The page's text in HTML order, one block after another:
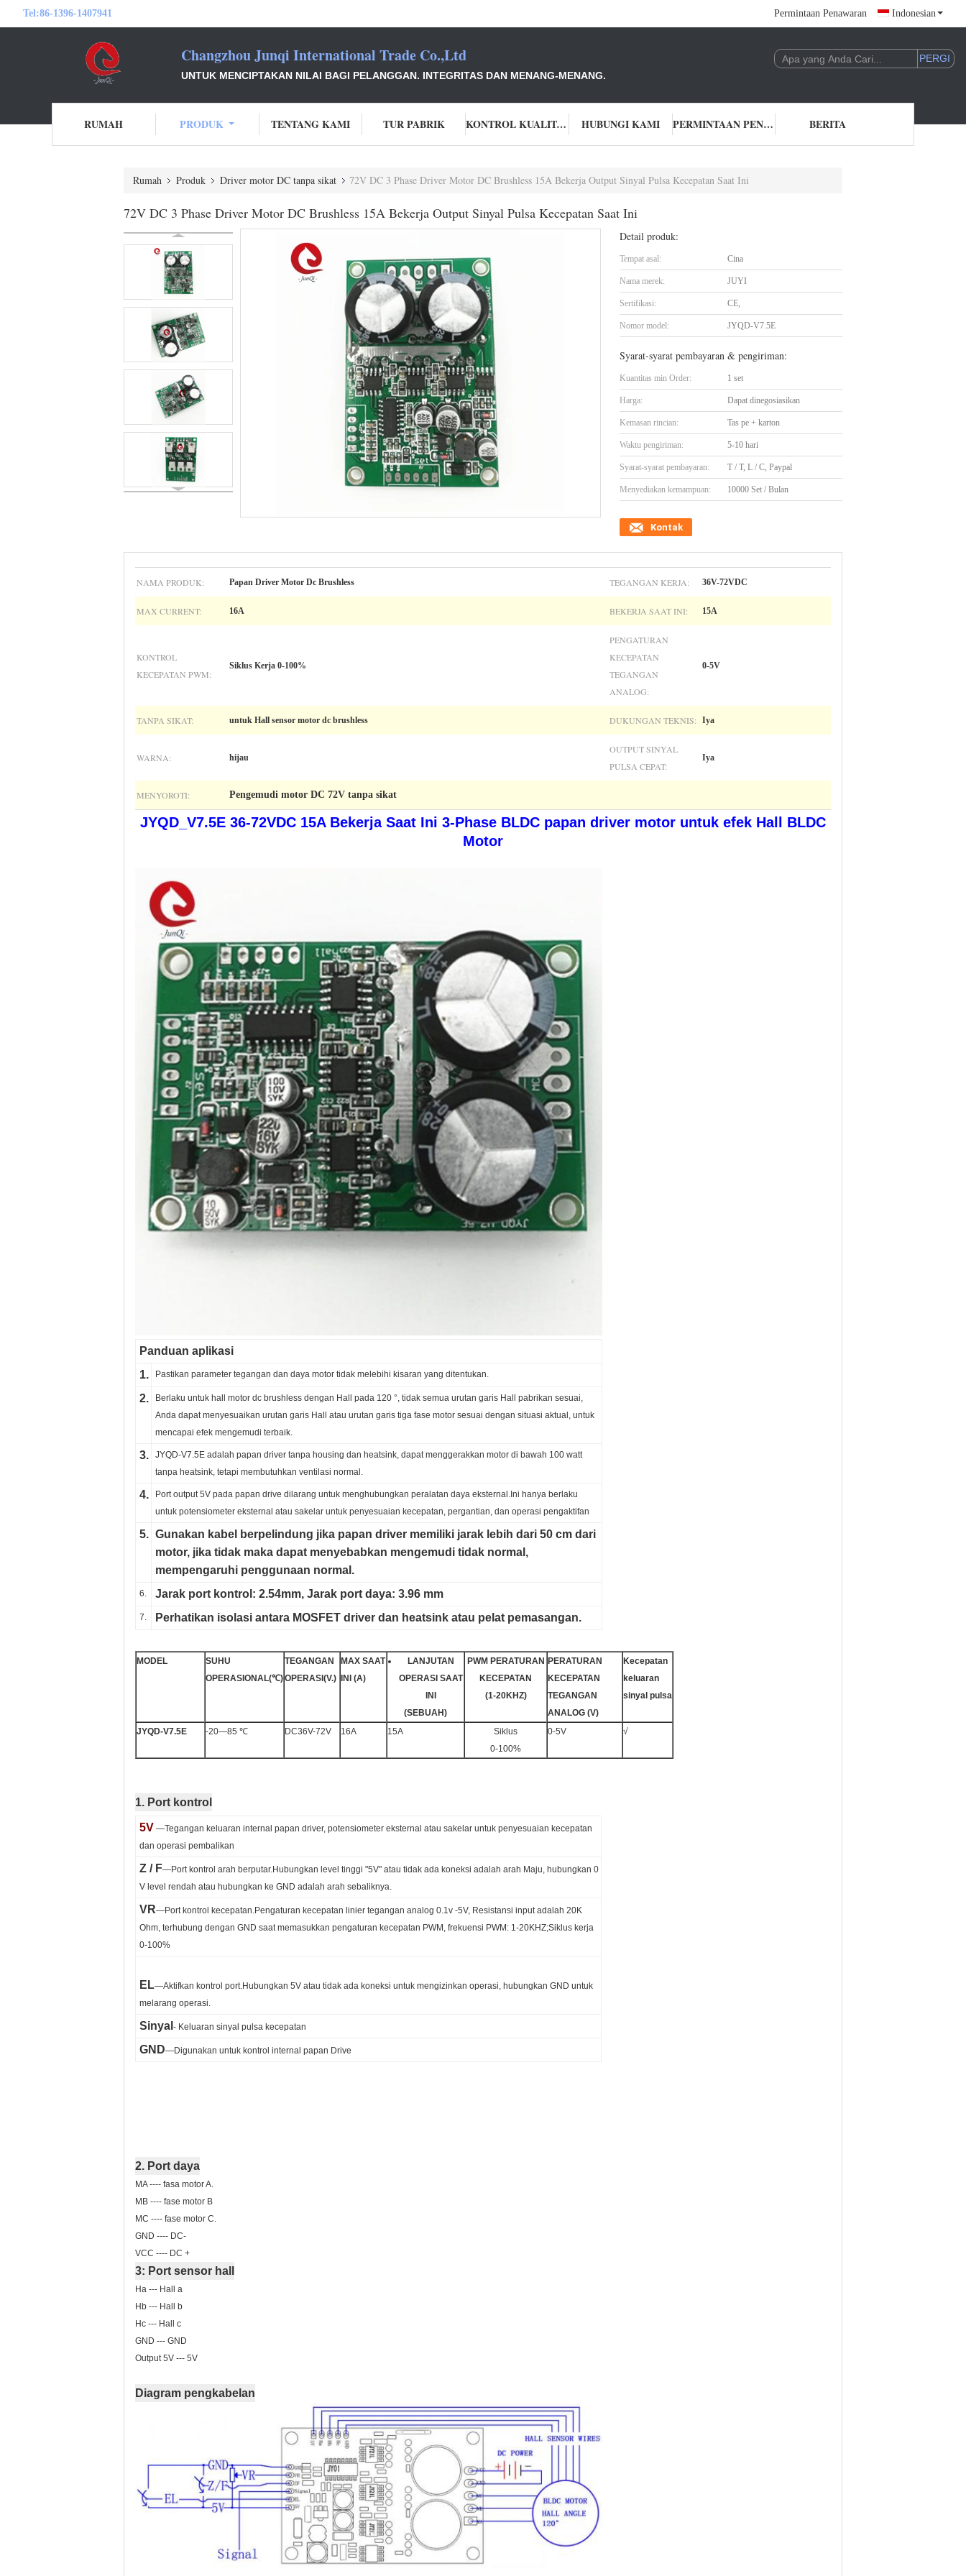
Tel:86-1396-1407941 Permintaan Penawaran Indonesian
Changzhou Junqi International Trade Co.,Ltd
UNTUK MENCIPTAKAN NILAI BAGI PELANGGAN. INTEGRITAS DAN MENANG-MENANG.
RUMAH PRODUK TENTANG KAMI TUR PABRIK KONTROL KUALITAS HUBUNGI KAMI PERMINTAAN PENAWARAN BERITA
Rumah Produk Driver motor DC tanpa sikat 72V DC 3 Phase Driver Motor DC Brushless 15A Bekerja Output Sinyal Pulsa Kecepatan Saat Ini
72V DC 3 Phase Driver Motor DC Brushless 15A Bekerja Output Sinyal Pulsa Kecepatan Saat Ini
Detail produk:
Tempat asal: Cina
Nama merek: JUYI
Sertifikasi: CE,
Nomor model: JYQD-V7.5E
Syarat-syarat pembayaran & pengiriman:
Kuantitas min Order: 1 set
Harga: Dapat dinegosiasikan
Kemasan rincian: Tas pe + karton
Waktu pengiriman: 5-10 hari
Syarat-syarat pembayaran: T / T, L / C, Paypal
Menyediakan kemampuan: 10000 Set / Bulan
Kontak
NAMA PRODUK: Papan Driver Motor Dc Brushless TEGANGAN KERJA: 36V-72VDC
MAX CURRENT: 16A BEKERJA SAAT INI: 15A
KONTROL
KECEPATAN PWM:
Siklus Kerja 0-100%
PENGATURAN
KECEPATAN
TEGANGAN
ANALOG:
0-5V
TANPA SIKAT: untuk Hall sensor motor dc brushless DUKUNGAN TEKNIS: Iya
WARNA: hijau
OUTPUT SINYAL
PULSA CEPAT:
Iya
MENYOROTI: Pengemudi motor DC 72V tanpa sikat
JYQD_V7.5E 36-72VDC 15A Bekerja Saat Ini 3-Phase BLDC papan driver motor untuk efek Hall BLDC
Motor
Panduan aplikasi
1.
Pastikan parameter tegangan dan daya motor tidak melebihi kisaran yang ditentukan.
2.
Berlaku untuk hall motor dc brushless dengan Hall pada 120 °, tidak semua urutan garis Hall pabrikan sesuai,
Anda dapat menyesuaikan urutan garis Hall atau urutan garis tiga fase motor sesuai dengan situasi aktual, untuk
mencapai efek mengemudi terbaik.
3.
JYQD-V7.5E adalah papan driver tanpa housing dan heatsink, dapat menggerakkan motor di bawah 100 watt
tanpa heatsink, tetapi membutuhkan ventilasi normal.
4.
Port output 5V pada papan drive dilarang untuk menghubungkan peralatan daya eksternal.Ini hanya berlaku
untuk potensiometer eksternal atau sakelar untuk penyesuaian kecepatan, pergantian, dan operasi pengaktifan
5. Gunakan kabel berpelindung jika papan driver memiliki jarak lebih dari 50 cm dari
motor, jika tidak maka dapat menyebabkan mengemudi tidak normal,
mempengaruhi penggunaan normal.
6. Jarak port kontrol: 2.54mm, Jarak port daya: 3.96 mm
7. Perhatikan isolasi antara MOSFET driver dan heatsink atau pelat pemasangan.
MODEL
SUHU
OPERASIONAL(℃)
TEGANGAN
OPERASI (V.)
MAX SAAT
INI (A)
LANJUTAN
OPERASI SAAT
INI
(SEBUAH)
PWM PERATURAN
KECEPATAN
(1-20KHZ)
PERATURAN
KECEPATAN
TEGANGAN
ANALOG (V)
Kecepatan
keluaran
sinyal pulsa
JYQD-V7.5E -20—85 ℃ DC36V-72V 16A 15A
Siklus
0-100%
0-5V √
1. Port kontrol
5V —Tegangan keluaran internal papan driver, potensiometer eksternal atau sakelar untuk penyesuaian kecepatan
dan operasi pembalikan
Z / F—Port kontrol arah berputar.Hubungkan level tinggi "5V" atau tidak ada koneksi adalah arah Maju, hubungkan 0
V level rendah atau hubungkan ke GND adalah arah sebaliknya.
VR—Port kontrol kecepatan.Pengaturan kecepatan linier tegangan analog 0.1v -5V, Resistansi input adalah 20K
Ohm, terhubung dengan GND saat memasukkan pengaturan kecepatan PWM, frekuensi PWM: 1-20KHZ;Siklus kerja
0-100%
EL—Aktifkan kontrol port.Hubungkan 5V atau tidak ada koneksi untuk mengizinkan operasi, hubungkan GND untuk
melarang operasi.
Sinyal - Keluaran sinyal pulsa kecepatan
GND—Digunakan untuk kontrol internal papan Drive
2. Port daya
MA ---- fasa motor A.
MB ---- fase motor B
MC ---- fase motor C.
GND ---- DC-
VCC ---- DC +
3: Port sensor hall
Ha --- Hall a
Hb --- Hall b
Hc --- Hall c
GND --- GND
Output 5V --- 5V
Diagram pengkabelan